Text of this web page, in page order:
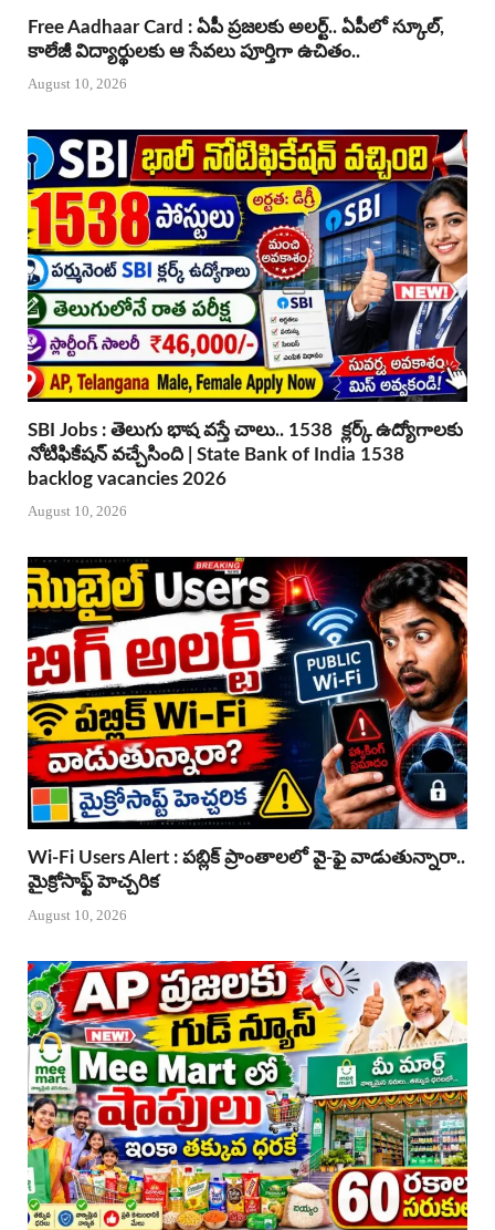
Free Aadhaar Card : ఏపీ ప్రజలకు అలర్ట్.. ఏపీలో స్కూల్,
కాలేజీ విద్యార్థులకు ఆ సేవలు పూర్తిగా ఉచితం..
August 10, 2026
SBI Jobs : తెలుగు భాష వస్తే చాలు.. 1538 క్లర్క్ ఉద్యోగాలకు
నోటిఫికేషన్ వచ్చేసింది | State Bank of India 1538
backlog vacancies 2026
August 10, 2026
Wi-Fi Users Alert : పబ్లిక్ ప్రాంతాలలో వై-ఫై వాడుతున్నారా..
మైక్రోసాఫ్ట్ హెచ్చరిక
August 10, 2026